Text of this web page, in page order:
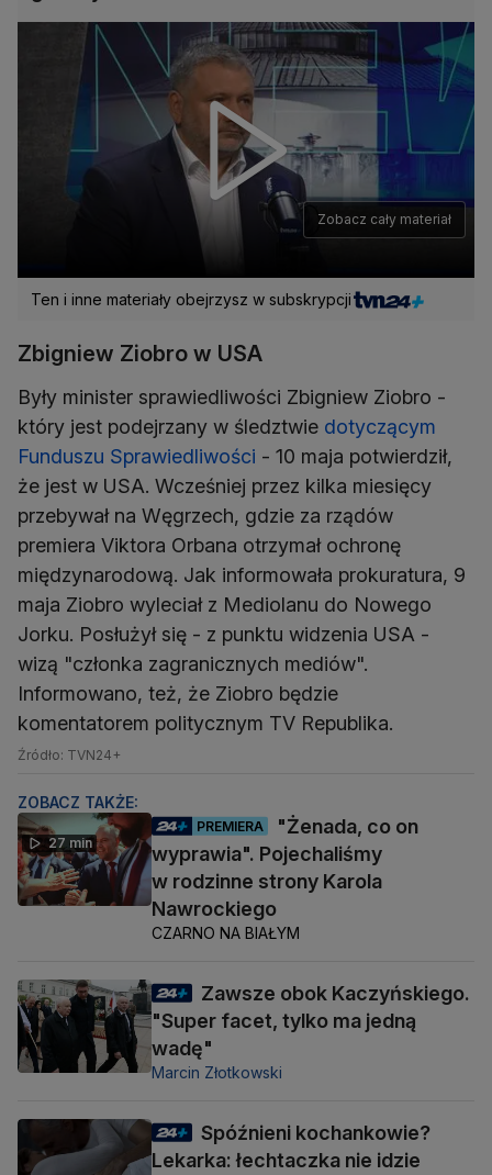
Zobacz cały materiał
Ten i inne materiały obejrzysz w subskrypcji
Zbigniew Ziobro w USA
Były minister sprawiedliwości Zbigniew Ziobro -
który jest podejrzany w śledztwie dotyczącym
Funduszu Sprawiedliwości - 10 maja potwierdził,
że jest w USA. Wcześniej przez kilka miesięcy
przebywał na Węgrzech, gdzie za rządów
premiera Viktora Orbana otrzymał ochronę
międzynarodową. Jak informowała prokuratura, 9
maja Ziobro wyleciał z Mediolanu do Nowego
Jorku. Posłużył się - z punktu widzenia USA -
wizą "członka zagranicznych mediów".
Informowano, też, że Ziobro będzie
komentatorem politycznym TV Republika.
Źródło: TVN24+
ZOBACZ TAKŻE:
27 min
PREMIERA
"Żenada, co on
wyprawia". Pojechaliśmy
w rodzinne strony Karola
Nawrockiego
CZARNO NA BIAŁYM
Zawsze obok Kaczyńskiego.
"Super facet, tylko ma jedną
wadę"
Marcin Złotkowski
Spóźnieni kochankowie?
Lekarka: łechtaczka nie idzie